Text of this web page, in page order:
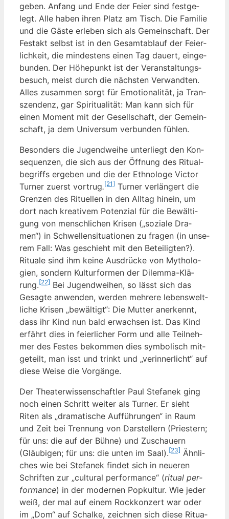
geben. Anfang und Ende der Fei­er sind fest­ge­
legt. Alle haben ihren Platz am Tisch. Die Fami­lie
und die Gäs­te erle­ben sich als Gemein­schaft. Der
Fest­akt selbst ist in den Gesamt­ab­lauf der Fei­er­
lich­keit, die min­des­tens einen Tag dau­ert, ein­ge­
bun­den. Der Höhe­punkt ist der Ver­an­stal­tungs­
be­such, meist durch die nächs­ten Ver­wand­ten.
Alles zusam­men sorgt für Emo­tio­na­li­tät, ja Tran­
szen­denz, gar Spi­ri­tua­li­tät: Man kann sich für
einen Moment mit der Gesell­schaft, der Gemein­
schaft, ja dem Uni­ver­sum ver­bun­den fühlen.
Beson­ders die Jugend­wei­he unter­liegt den Kon­
se­quen­zen, die sich aus der Öff­nung des Ritu­al­
be­griffs erge­ben und die der Eth­no­lo­ge Vic­tor
Tur­ner zuerst vor­trug.[21] Tur­ner ver­län­gert die
Gren­zen des Ritu­el­len in den All­tag hin­ein, um
dort nach krea­ti­vem Poten­zi­al für die Bewäl­ti­
gung von mensch­li­chen Kri­sen („sozia­le Dra­
men“) in Schwel­len­si­tua­tio­nen zu fra­gen (in unse­
rem Fall: Was geschieht mit den Betei­lig­ten?).
Ritua­le sind ihm kei­ne Aus­drü­cke von Mytho­lo­
gien, son­dern Kul­tur­for­men der Dilem­ma-Klä­
rung.[22] Bei Jugend­wei­hen, so lässt sich das
Gesag­te anwen­den, wer­den meh­re­re lebens­welt­
li­che Kri­sen „bewäl­tigt“: Die Mut­ter aner­kennt,
dass ihr Kind nun bald erwach­sen ist. Das Kind
erfährt dies in fei­er­li­cher Form und alle Teil­neh­
mer des Fes­tes bekom­men dies sym­bo­lisch mit­
ge­teilt, man isst und trinkt und „ver­in­ner­licht“ auf
die­se Wei­se die Vorgänge.
Der Thea­ter­wis­sen­schaft­ler Paul Ste­fa­nek ging
noch einen Schritt wei­ter als Tur­ner. Er sieht
Riten als „dra­ma­ti­sche Auf­füh­run­gen“ in Raum
und Zeit bei Tren­nung von Dar­stel­lern (Pries­tern;
für uns: die auf der Büh­ne) und Zuschau­ern
(Gläu­bi­gen; für uns: die unten im Saal).[23] Ähn­li­
ches wie bei Ste­fa­nek fin­det sich in neue­ren
Schrif­ten zur „cul­tu­ral per­for­mance“ (ritu­al per­
for­mance) in der moder­nen Pop­kul­tur. Wie jeder
weiß, der mal auf einem Rock­kon­zert war oder
im „Dom“ auf Schal­ke, zeich­nen sich die­se Ritua­